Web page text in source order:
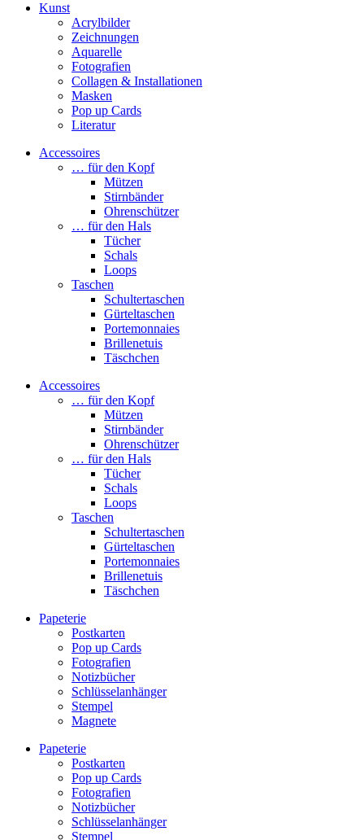
Kunst
Acrylbilder
Zeichnungen
Aquarelle
Fotografien
Collagen & Installationen
Masken
Pop up Cards
Literatur
Accessoires
… für den Kopf
Mützen
Stirnbänder
Ohrenschützer
… für den Hals
Tücher
Schals
Loops
Taschen
Schultertaschen
Gürteltaschen
Portemonnaies
Brillenetuis
Täschchen
Accessoires
… für den Kopf
Mützen
Stirnbänder
Ohrenschützer
… für den Hals
Tücher
Schals
Loops
Taschen
Schultertaschen
Gürteltaschen
Portemonnaies
Brillenetuis
Täschchen
Papeterie
Postkarten
Pop up Cards
Fotografien
Notizbücher
Schlüsselanhänger
Stempel
Magnete
Papeterie
Postkarten
Pop up Cards
Fotografien
Notizbücher
Schlüsselanhänger
Stempel